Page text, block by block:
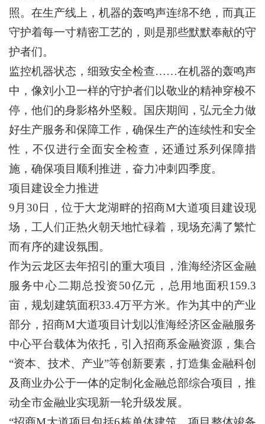
照。在生产线上，机器的轰鸣声连绵不绝，而真正
守护着每一寸精密工艺的，则是那些默默奉献的守
护者们。
监控机器状态，细致安全检查……在机器的轰鸣声
中，像刘小卫一样的守护者们以敬业的精神穿梭不
停，他们的身影格外坚毅。国庆期间，弘元全力做
好生产服务和保障工作，确保生产的连续性和安全
性，不仅进行全面安全检查，还通过系列保障措
施，确保项目顺利推进，奋力冲刺四季度。
项目建设全力推进
9月30日，位于大龙湖畔的招商M大道项目建设现
场，工人们正热火朝天地忙碌着，现场充满了繁忙
而有序的建设氛围。
作为云龙区去年招引的重大项目，淮海经济区金融
服务中心二期总投资50亿元，总用地面积159.3
亩，规划建筑面积33.4万平方米。作为其中的产业
部分，招商M大道项目计划以淮海经济区金融服务
中心平台载体为依托，引入招商系金融资源，集合
“资本、技术、产业”等创新要素，打造集金融科创
及商业办公于一体的定制化金融总部综合项目，推
动全市金融业实现新一轮升级发展。